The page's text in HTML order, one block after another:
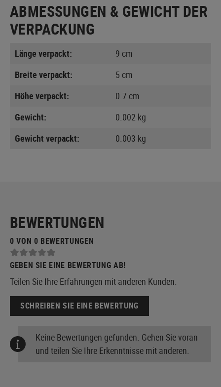
ABMESSUNGEN & GEWICHT DER
VERPACKUNG
Länge verpackt:
9 cm
Breite verpackt:
5 cm
Höhe verpackt:
0.7 cm
Gewicht:
0.002 kg
Gewicht verpackt:
0.003 kg
BEWERTUNGEN
0 VON 0 BEWERTUNGEN
GEBEN SIE EINE BEWERTUNG AB!
Teilen Sie Ihre Erfahrungen mit anderen Kunden.
SCHREIBEN SIE EINE BEWERTUNG
Keine Bewertungen gefunden. Gehen Sie voran
und teilen Sie Ihre Erkenntnisse mit anderen.